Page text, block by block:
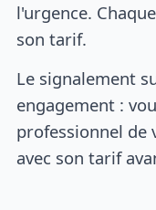
l'urgence.
son tarif.
Le signalement
engagement :
professionnel de
avec son tarif